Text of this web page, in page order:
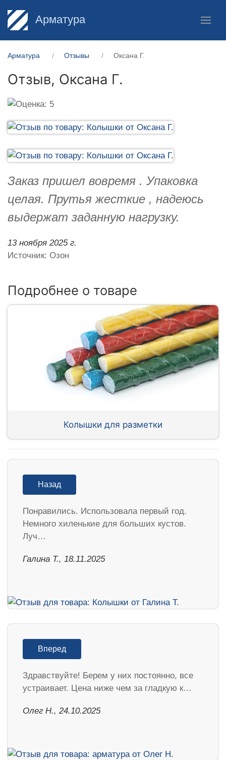
Арматура
Арматура Отзывы Оксана Г.
Отзыв, Оксана Г.
Заказ пришел вовремя . Упаковка
целая. Прутья жесткие , надеюсь
выдержат заданную нагрузку.
13 ноября 2025 г.
Источник: Озон
Подробнее о товаре
Колышки для разметки
Назад
Понравились. Использовала первый год.
Немного хиленькие для больших кустов.
Луч…
Галина Т., 18.11.2025
Вперед
Здравствуйте! Берем у них постоянно, все
устраивает. Цена ниже чем за гладкую к…
Олег Н., 24.10.2025